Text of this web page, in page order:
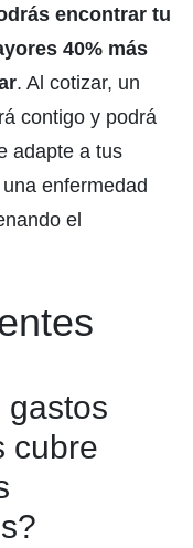
encontrar tu
40% más
. Al cotizar, un
contigo y podrá
adapte a tus
enfermedad
el
gastos
cubre